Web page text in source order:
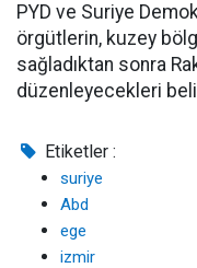
PYD ve Suriye
örgütlerin, kuzey
sağladıktan sonra
düzenleyecekleri
Etiketler :
suriye
Abd
ege
izmir